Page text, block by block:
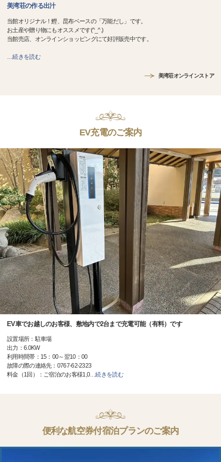
美湾荘の作る出汁
当館オリジナル！鰹、昆布ベースの「万能だし」です。
お土産や贈り物にもオススメです(^_^.)
当館売店、オンラインショッピングにて好評販売中です。
…続きを読む
美湾荘オンラインストア
EV充電のご案内
EV車でお越しのお客様、敷地内で2台まで充電可能（有料）です
設置場所：駐車場
出力：6.0KW
利用時間帯：15：00～翌10：00
故障の際の連絡先：0767-62-2323
料金（1回）：ご宿泊のお客様1,0…続きを読む
便利な航空券付宿泊プランのご案内